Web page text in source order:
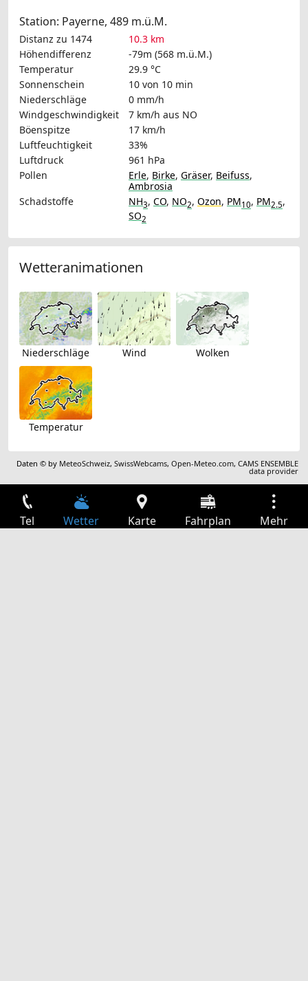
Station: Payerne, 489 m.ü.M.
Distanz zu 1474
10.3 km
Höhendifferenz
-79m (568 m.ü.M.)
Temperatur
29.9 °C
Sonnenschein
10 von 10 min
Niederschläge
0 mm/h
Windgeschwindigkeit
7 km/h aus NO
Böenspitze
17 km/h
Luftfeuchtigkeit
33%
Luftdruck
961 hPa
Pollen
Erle, Birke, Gräser, Beifuss,
Ambrosia
Schadstoffe
NH3, CO, NO2, Ozon, PM10, PM2.5,
SO2
Wetteranimationen
Niederschläge Wind Wolken
Temperatur
Daten © by MeteoSchweiz,SwissWebcams,Open-Meteo.com,CAMS ENSEMBLE
data provider
Tel Wetter Karte Fahrplan Mehr